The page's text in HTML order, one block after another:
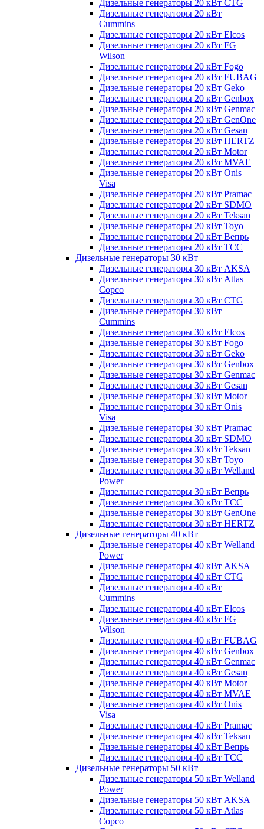
Дизельные генераторы 20 кВт CTG
Дизельные генераторы 20 кВт
Cummins
Дизельные генераторы 20 кВт Elcos
Дизельные генераторы 20 кВт FG
Wilson
Дизельные генераторы 20 кВт Fogo
Дизельные генераторы 20 кВт FUBAG
Дизельные генераторы 20 кВт Geko
Дизельные генераторы 20 кВт Genbox
Дизельные генераторы 20 кВт Genmac
Дизельные генераторы 20 кВт GenOne
Дизельные генераторы 20 кВт Gesan
Дизельные генераторы 20 кВт HERTZ
Дизельные генераторы 20 кВт Motor
Дизельные генераторы 20 кВт MVAE
Дизельные генераторы 20 кВт Onis
Visa
Дизельные генераторы 20 кВт Pramac
Дизельные генераторы 20 кВт SDMO
Дизельные генераторы 20 кВт Teksan
Дизельные генераторы 20 кВт Toyo
Дизельные генераторы 20 кВт Вепрь
Дизельные генераторы 20 кВт ТСС
Дизельные генераторы 30 кВт
Дизельные генераторы 30 кВт AKSA
Дизельные генераторы 30 кВт Atlas
Copco
Дизельные генераторы 30 кВт CTG
Дизельные генераторы 30 кВт
Cummins
Дизельные генераторы 30 кВт Elcos
Дизельные генераторы 30 кВт Fogo
Дизельные генераторы 30 кВт Geko
Дизельные генераторы 30 кВт Genbox
Дизельные генераторы 30 кВт Genmac
Дизельные генераторы 30 кВт Gesan
Дизельные генераторы 30 кВт Motor
Дизельные генераторы 30 кВт Onis
Visa
Дизельные генераторы 30 кВт Pramac
Дизельные генераторы 30 кВт SDMO
Дизельные генераторы 30 кВт Teksan
Дизельные генераторы 30 кВт Toyo
Дизельные генераторы 30 кВт Welland
Power
Дизельные генераторы 30 кВт Вепрь
Дизельные генераторы 30 кВт ТСС
Дизельные генераторы 30 кВт GenOne
Дизельные генераторы 30 кВт HERTZ
Дизельные генераторы 40 кВт
Дизельные генераторы 40 кВт Welland
Power
Дизельные генераторы 40 кВт AKSA
Дизельные генераторы 40 кВт CTG
Дизельные генераторы 40 кВт
Cummins
Дизельные генераторы 40 кВт Elcos
Дизельные генераторы 40 кВт FG
Wilson
Дизельные генераторы 40 кВт FUBAG
Дизельные генераторы 40 кВт Genbox
Дизельные генераторы 40 кВт Genmac
Дизельные генераторы 40 кВт Gesan
Дизельные генераторы 40 кВт Motor
Дизельные генераторы 40 кВт MVAE
Дизельные генераторы 40 кВт Onis
Visa
Дизельные генераторы 40 кВт Pramac
Дизельные генераторы 40 кВт Teksan
Дизельные генераторы 40 кВт Вепрь
Дизельные генераторы 40 кВт ТСС
Дизельные генераторы 50 кВт
Дизельные генераторы 50 кВт Welland
Power
Дизельные генераторы 50 кВт AKSA
Дизельные генераторы 50 кВт Atlas
Copco